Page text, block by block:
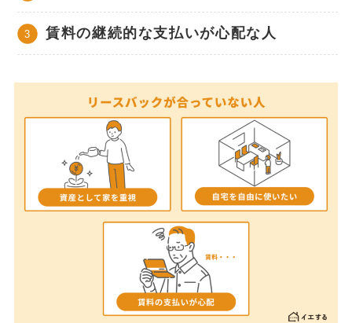
賃料の継続的な支払いが心配な人